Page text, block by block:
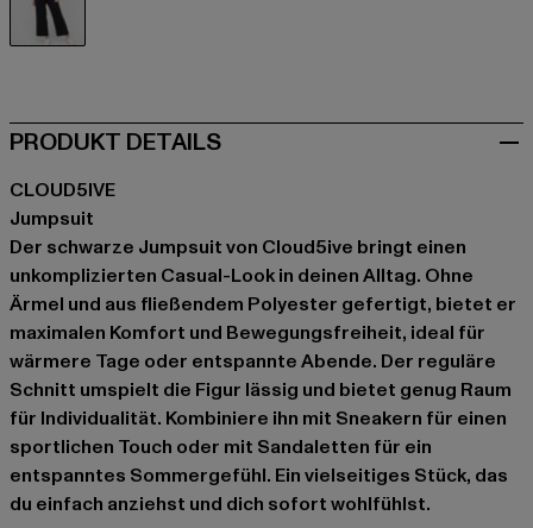
PRODUKT DETAILS
CLOUD5IVE
Jumpsuit
Der schwarze Jumpsuit von Cloud5ive bringt einen
unkomplizierten Casual-Look in deinen Alltag. Ohne
Ärmel und aus fließendem Polyester gefertigt, bietet er
maximalen Komfort und Bewegungsfreiheit, ideal für
wärmere Tage oder entspannte Abende. Der reguläre
Schnitt umspielt die Figur lässig und bietet genug Raum
für Individualität. Kombiniere ihn mit Sneakern für einen
sportlichen Touch oder mit Sandaletten für ein
entspanntes Sommergefühl. Ein vielseitiges Stück, das
du einfach anziehst und dich sofort wohlfühlst.